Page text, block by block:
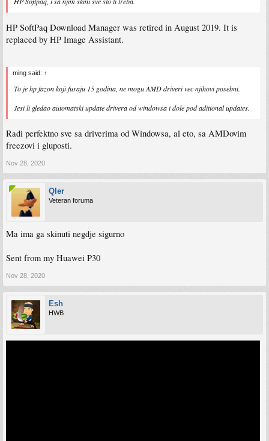
HP SoftPaq Download Manager was retired in August 2019. It is
replaced by HP Image Assistant.
ming said: ↑
To je hp fazon koji furaju 15 godina, ne mogu AMD driveri vec njihovi posebni.
Jesi li gledao automatski update drivera od windowsa i dole pod aditional updates.
Radi perfektno sve sa driverima od Windowsa, al eto, sa AMDovim
freezovi i gluposti.
Nov 28, 2020
Qler
Veteran foruma
Ma ima ga skinuti negdje sigurno
Sent from my Huawei P30
Nov 28, 2020
Esh
HWB